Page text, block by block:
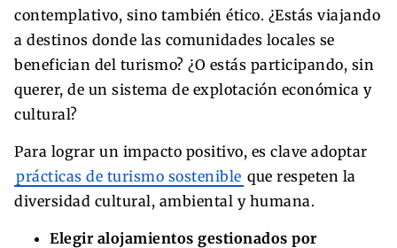
contemplativo, sino también ético. ¿Estás viajando
a destinos donde las comunidades locales se
benefician del turismo? ¿O estás participando, sin
querer, de un sistema de explotación económica y
cultural?
Para lograr un impacto positivo, es clave adoptar
prácticas de turismo sostenible que respeten la
diversidad cultural, ambiental y humana.
Elegir alojamientos gestionados por